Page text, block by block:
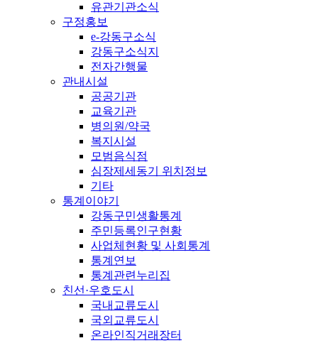
유관기관소식
구정홍보
e-강동구소식
강동구소식지
전자간행물
관내시설
공공기관
교육기관
병의원/약국
복지시설
모범음식점
심장제세동기 위치정보
기타
통계이야기
강동구민생활통계
주민등록인구현황
사업체현황 및 사회통계
통계연보
통계관련누리집
친선·우호도시
국내교류도시
국외교류도시
온라인직거래장터